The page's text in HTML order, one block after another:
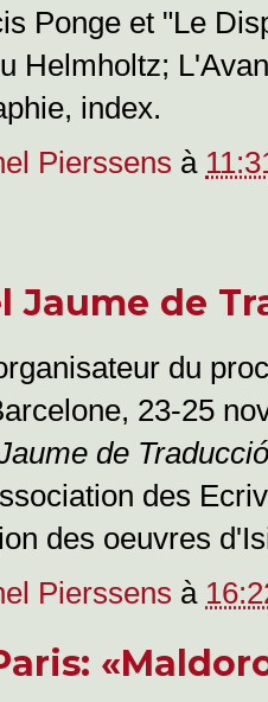
Ponge et "Le
Helmholtz;
index.
Pierssens à
Jaume de
du
23-25
de
des
des oeuvres
Pierssens à